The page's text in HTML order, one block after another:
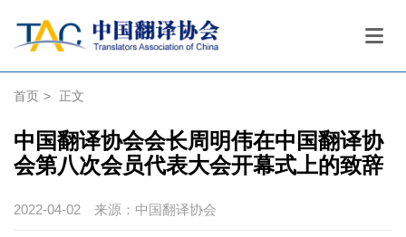
首页 > 正文
中国翻译协会会长周明伟在中国翻译协
会第八次会员代表大会开幕式上的致辞
2022-04-02 来源：中国翻译协会